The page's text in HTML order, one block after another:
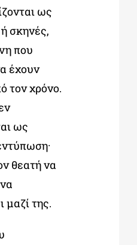
ως
σκηνές,
που
έχουν
τον χρόνο.
ως
θεατή να
μαζί της.